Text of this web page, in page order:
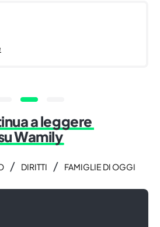
a leggere
Wamily
/ DIRITTI / FAMIGLIE DI OGGI